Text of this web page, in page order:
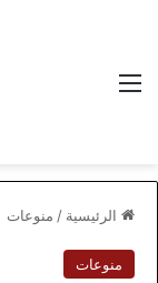
الرئيسية / منوعات
منوعات